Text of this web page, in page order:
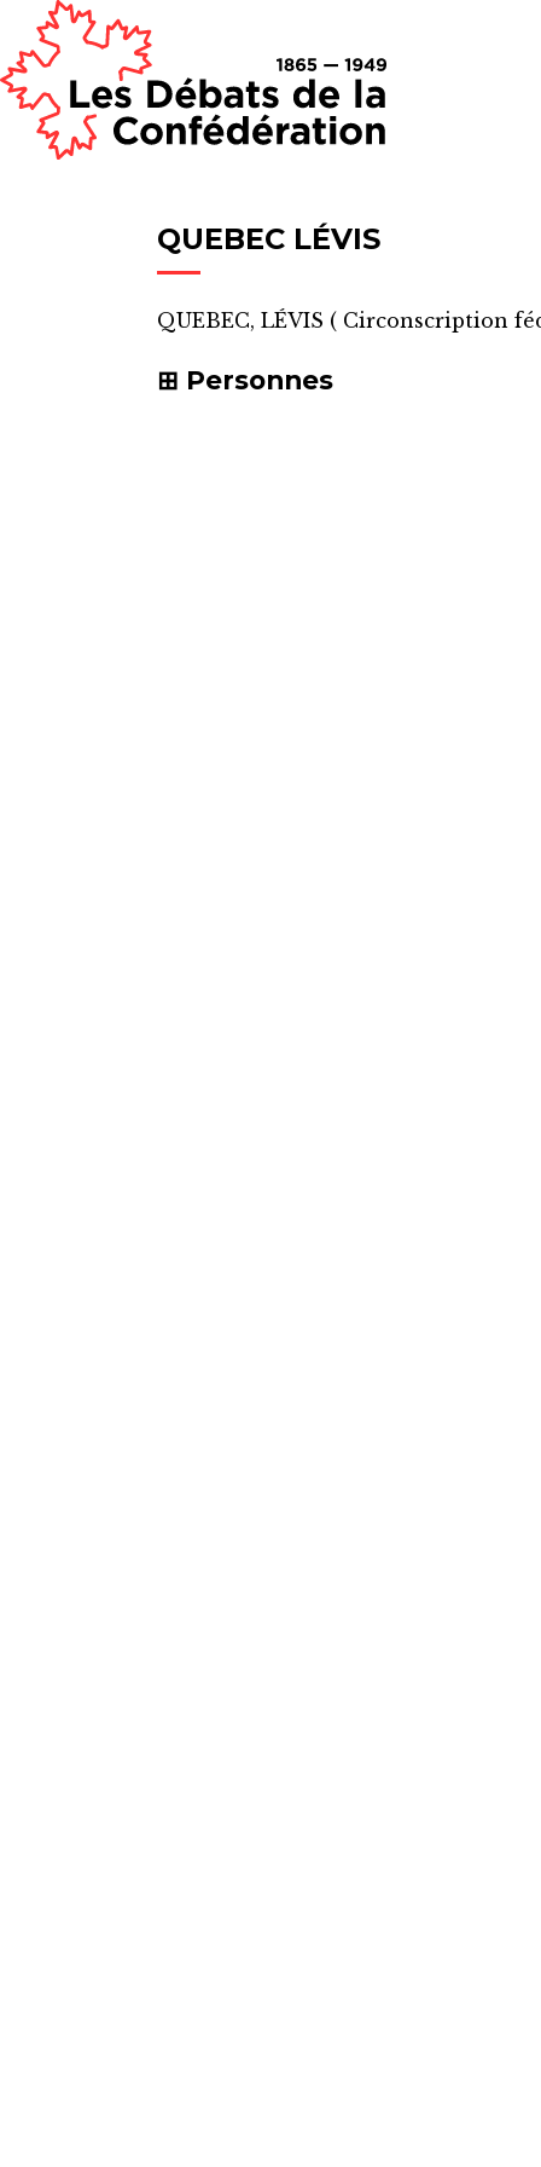
QUEBEC LÉVIS
QUEBEC, LÉVIS ( Circonscription
Personnes